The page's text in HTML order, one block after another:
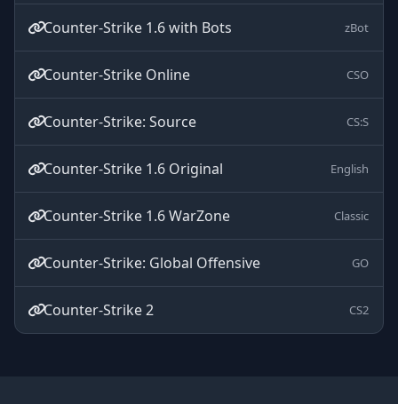
Counter-Strike 1.6 with Bots zBot
Counter-Strike Online CSO
Counter-Strike: Source CS:S
Counter-Strike 1.6 Original English
Counter-Strike 1.6 WarZone Classic
Counter-Strike: Global Offensive GO
Counter-Strike 2 CS2